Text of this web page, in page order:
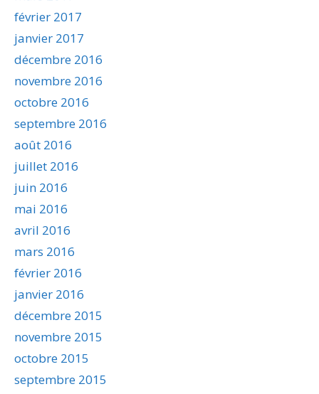
février 2017
janvier 2017
décembre 2016
novembre 2016
octobre 2016
septembre 2016
août 2016
juillet 2016
juin 2016
mai 2016
avril 2016
mars 2016
février 2016
janvier 2016
décembre 2015
novembre 2015
octobre 2015
septembre 2015